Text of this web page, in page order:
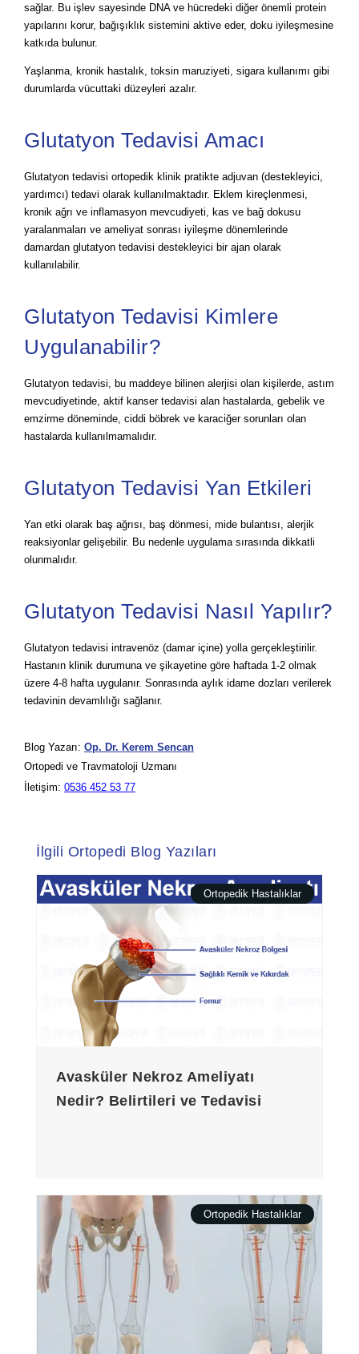
sağlar. Bu işlev sayesinde DNA ve hücredeki diğer önemli protein
yapılarını korur, bağışıklık sistemini aktive eder, doku iyileşmesine
katkıda bulunur.
Yaşlanma, kronik hastalık, toksin maruziyeti, sigara kullanımı gibi
durumlarda vücuttaki düzeyleri azalır.
Glutatyon Tedavisi Amacı
Glutatyon tedavisi ortopedik klinik pratikte adjuvan (destekleyici,
yardımcı) tedavi olarak kullanılmaktadır. Eklem kireçlenmesi,
kronik ağrı ve inflamasyon mevcudiyeti, kas ve bağ dokusu
yaralanmaları ve ameliyat sonrası iyileşme dönemlerinde
damardan glutatyon tedavisi destekleyici bir ajan olarak
kullanılabilir.
Glutatyon Tedavisi Kimlere
Uygulanabilir?
Glutatyon tedavisi, bu maddeye bilinen alerjisi olan kişilerde, astım
mevcudiyetinde, aktif kanser tedavisi alan hastalarda, gebelik ve
emzirme döneminde, ciddi böbrek ve karaciğer sorunları olan
hastalarda kullanılmamalıdır.
Glutatyon Tedavisi Yan Etkileri
Yan etki olarak baş ağrısı, baş dönmesi, mide bulantısı, alerjik
reaksiyonlar gelişebilir. Bu nedenle uygulama sırasında dikkatli
olunmalıdır.
Glutatyon Tedavisi Nasıl Yapılır?
Glutatyon tedavisi intravenöz (damar içine) yolla gerçekleştirilir.
Hastanın klinik durumuna ve şikayetine göre haftada 1-2 olmak
üzere 4-8 hafta uygulanır. Sonrasında aylık idame dozları verilerek
tedavinin devamlılığı sağlanır.
Blog Yazarı: Op. Dr. Kerem Sencan
Ortopedi ve Travmatoloji Uzmanı
İletişim: 0536 452 53 77
İlgili Ortopedi Blog Yazıları
Ortopedik Hastalıklar
Avasküler Nekroz Ameliyatı
Nedir? Belirtileri ve Tedavisi
Ortopedik Hastalıklar